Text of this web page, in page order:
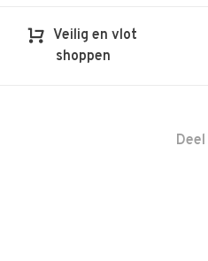
Veilig en vlot
shoppen